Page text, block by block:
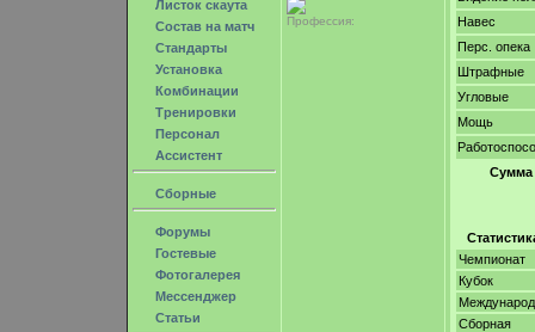
Листок скаута
Состав на матч
Стандарты
Установка
Комбинации
Тренировки
Персонал
Ассистент
Сборные
Форумы
Гостевые
Фотогалерея
Мессенджер
Статьи
Профессия:
Навес
Перс. опека
Штрафные
Угловые
Мощь
Сумма
Чемпионат
Кубок
Сборная